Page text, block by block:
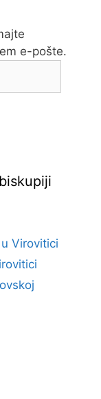
e-pošte.
Virovitici